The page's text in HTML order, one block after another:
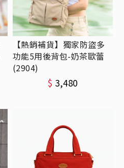
【熱銷補貨】獨家防盜多
功能5用後背包-奶茶歐蕾
(2904)
$ 3,480